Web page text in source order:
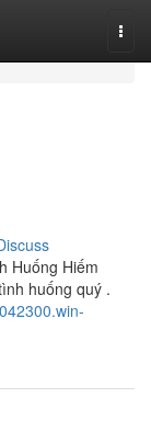
Huống Hiếm
huống quý .